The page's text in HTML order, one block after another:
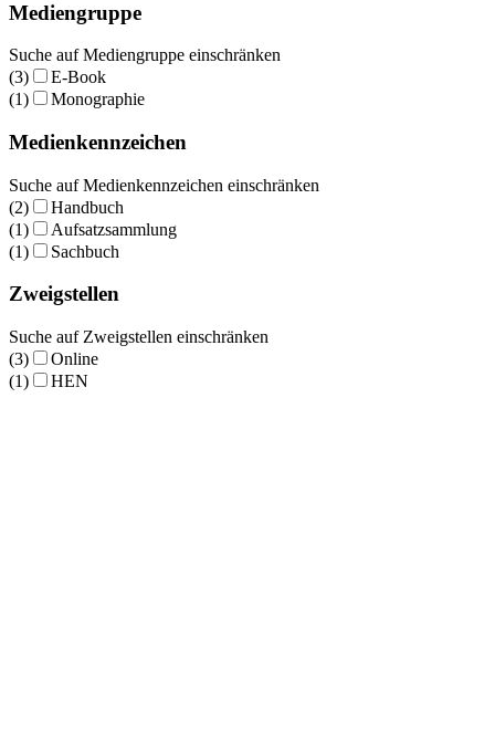
Mediengruppe
Suche auf Mediengruppe einschränken
(3)
E-Book
(1)
Monographie
Medienkennzeichen
Suche auf Medienkennzeichen einschränken
(2)
Handbuch
(1)
Aufsatzsammlung
(1)
Sachbuch
Zweigstellen
Suche auf Zweigstellen einschränken
(3)
Online
(1)
HEN